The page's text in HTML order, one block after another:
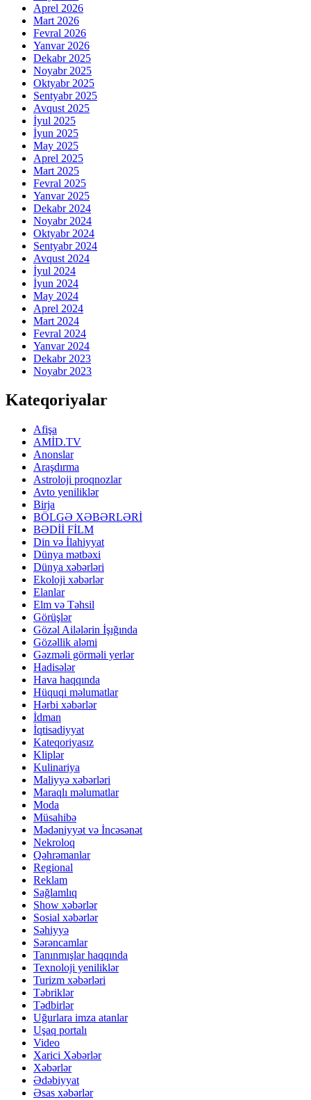
Aprel 2026
Mart 2026
Fevral 2026
Yanvar 2026
Dekabr 2025
Noyabr 2025
Oktyabr 2025
Sentyabr 2025
Avqust 2025
İyul 2025
İyun 2025
May 2025
Aprel 2025
Mart 2025
Fevral 2025
Yanvar 2025
Dekabr 2024
Noyabr 2024
Oktyabr 2024
Sentyabr 2024
Avqust 2024
İyul 2024
İyun 2024
May 2024
Aprel 2024
Mart 2024
Fevral 2024
Yanvar 2024
Dekabr 2023
Noyabr 2023
Kateqoriyalar
Afişa
AMİD.TV
Anonslar
Araşdırma
Astroloji proqnozlar
Avto yeniliklər
Birja
BÖLGƏ XƏBƏRLƏRİ
BƏDİİ FİLM
Din və İlahiyyat
Dünya mətbəxi
Dünya xəbərləri
Ekoloji xəbərlər
Elanlar
Elm və Təhsil
Görüşlər
Gözəl Ailələrin İşığında
Gözəllik aləmi
Gəzməli görməli yerlər
Hadisələr
Hava haqqında
Hüquqi məlumatlar
Hərbi xəbərlər
İdman
İqtisadiyyat
Kateqoriyasız
Kliplər
Kulinariya
Maliyyə xəbərləri
Maraqlı məlumatlar
Moda
Müsahibə
Mədəniyyət və İncəsənət
Nekroloq
Qəhrəmanlar
Regional
Reklam
Sağlamlıq
Show xəbərlər
Sosial xəbərlər
Səhiyyə
Sərəncamlar
Tanınmışlar haqqında
Texnoloji yeniliklər
Turizm xəbərləri
Təbriklər
Tədbirlər
Uğurlara imza atanlar
Uşaq portalı
Video
Xarici Xəbərlər
Xəbərlər
Ədəbiyyat
Əsas xəbərlər